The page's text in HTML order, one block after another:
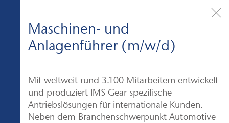
Maschinen- und
Anlagenführer (m/w/d)
Mit weltweit rund 3.100 Mitarbeitern entwickelt
und produziert IMS Gearspezifische
Antriebslösungen für internationale Kunden.
Neben dem Branchenschwerpunkt Automotive